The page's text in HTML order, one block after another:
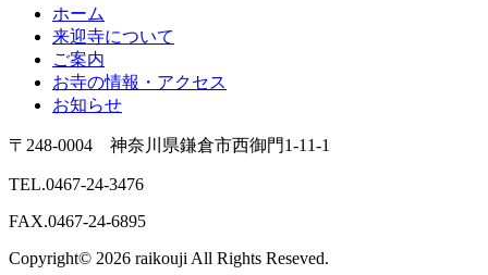
ホーム
来迎寺について
ご案内
お寺の情報・アクセス
お知らせ
〒248-0004 神奈川県鎌倉市西御門1-11-1
TEL.0467-24-3476
FAX.0467-24-6895
Copyright© 2026 raikouji All Rights Reseved.